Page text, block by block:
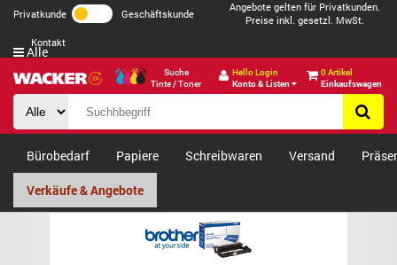
Privatkunde Geschäftskunde
Angebote gelten für Privatkunden.
Preise inkl. gesetzl. MwSt.
Kontakt
Suche
Tinte / Toner
Hello Login
Konto & Listen
0 Artikel
Einkaufswagen
Alle
Bürobedarf Papiere Schreibwaren Versand
Verkäufe & Angebote